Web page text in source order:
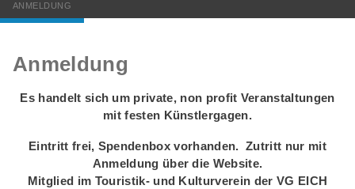
ANMELDUNG
Anmeldung
Es handelt sich um private, non profit Veranstaltungen
mit festen Künstlergagen.
Eintritt frei, Spendenbox vorhanden.Zutritt nur mit
Anmeldung über die Website.
Mitglied im Touristik- und Kulturverein der VG EICH